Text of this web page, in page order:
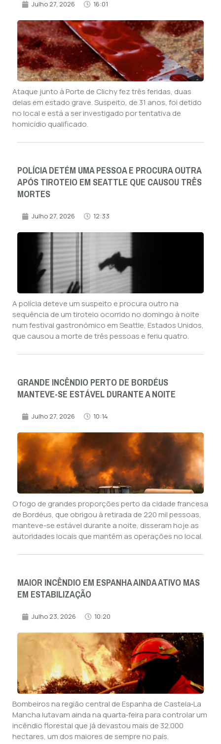
Julho 27, 2026 16:01
Ataque junto à Porte de Clichy fez três feridas, duas
delas em estado grave. Suspeito, de 31 anos, foi detido
no local e está a ser investigado por tentativa de
homicídio qualificado.
POLÍCIA DETÉM UMA PESSOA E PROCURA OUTRA
APÓS TIROTEIO EM SEATTLE QUE CAUSOU TRÊS
MORTES
Julho 27, 2026 12:33
A polícia deteve um suspeito e procura outro na
sequência de um tiroteio ocorrido no domingo à noite
num festival gastronómico em Seattle, Estados Unidos,
que causou a morte de três pessoas e feriu quatro.
GRANDE INCÊNDIO PERTO DE BORDÉUS
MANTEVE-SE ESTÁVEL DURANTE A NOITE
Julho 27, 2026 10:14
O fogo de grandes proporções perto da cidade francesa
de Bordéus, que obrigou à retirada de 220 mil pessoas,
manteve-se estável durante a noite, disseram hoje as
autoridades locais que mantêm as operações no local.
MAIOR INCÊNDIO EM ESPANHA AINDA ATIVO MAS
EM ESTABILIZAÇÃO
Julho 23, 2026 10:20
Bombeiros na região central de Espanha de Castela‑La
Mancha lutavam ainda na quarta‑feira para controlar um
incêndio florestal que já devastou mais de 32.000
hectares, um dos maiores de sempre no país.